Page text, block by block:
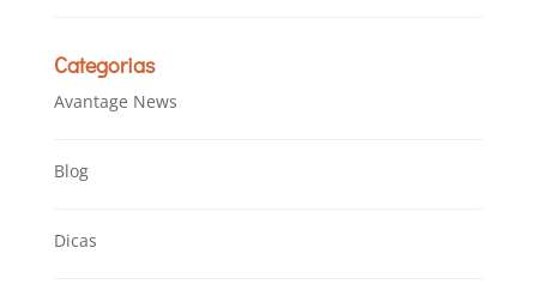
Categorias
Avantage News
Blog
Dicas